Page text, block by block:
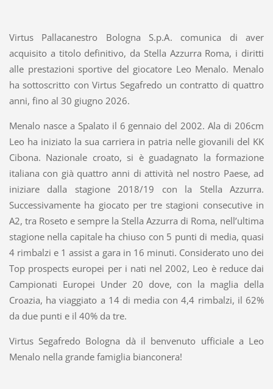
Virtus Pallacanestro Bologna S.p.A. comunica di aver
acquisito a titolo definitivo, da Stella Azzurra Roma, i diritti
alle prestazioni sportive del giocatore Leo Menalo. Menalo
ha sottoscritto con Virtus Segafredo un contratto di quattro
anni, fino al 30 giugno 2026.
Menalo nasce a Spalato il 6 gennaio del 2002. Ala di 206cm
Leo ha iniziato la sua carriera in patria nelle giovanili del KK
Cibona. Nazionale croato, si è guadagnato la formazione
italiana con già quattro anni di attività nel nostro Paese, ad
iniziare dalla stagione 2018/19 con la Stella Azzurra.
Successivamente ha giocato per tre stagioni consecutive in
A2, tra Roseto e sempre la Stella Azzurra di Roma, nell’ultima
stagione nella capitale ha chiuso con 5 punti di media, quasi
4 rimbalzi e 1 assist a gara in 16 minuti. Considerato uno dei
Top prospects europei per i nati nel 2002, Leo è reduce dai
Campionati Europei Under 20 dove, con la maglia della
Croazia, ha viaggiato a 14 di media con 4,4 rimbalzi, il 62%
da due punti e il 40% da tre.
Virtus Segafredo Bologna dà il benvenuto ufficiale a Leo
Menalo nella grande famiglia bianconera!